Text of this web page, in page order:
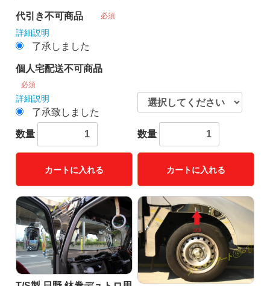
代引き不可商品 必須
詳細説明
了承しました
個人宅配送不可商品
必須
詳細説明
了承致しました
数量
カートに入れる
数量
カートに入れる